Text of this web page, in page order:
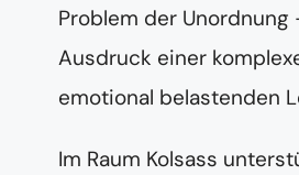
Problem der Unordnung
Ausdruck einer
emotional belastenden
Im Raum Kolsass